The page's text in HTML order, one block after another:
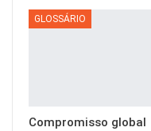
GLOSSÁRIO
Compromisso global